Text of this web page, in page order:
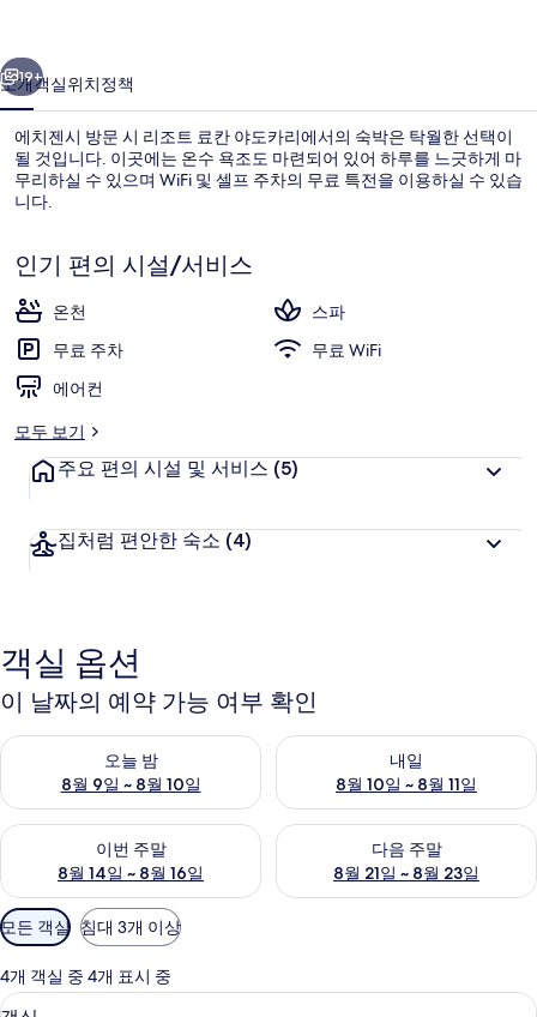
카
리
의
사
갤
러
리
공중 목욕탕
19+
소개객실위치정책
에치젠시 방문 시 리조트 료칸 야도카리에서의 숙박은 탁월한 선택이
될 것입니다. 이곳에는 온수 욕조도 마련되어 있어 하루를 느긋하게 마
무리하실 수 있으며 WiFi 및 셀프 주차의 무료 특전을 이용하실 수 있습
니다.
인기 편의 시설/서비스
온천
스파
무료 주차
무료 WiFi
에어컨
모두 보기
주요 편의 시설 및 서비스 (5)
집처럼 편안한 숙소 (4)
객실 옵션
이 날짜의 예약 가능 여부 확인
오늘 밤
8월 9일 ~ 8월 10일
오늘 밤 예약 가능 여부 확인, 8월 9일 ~ 8월 10일
내일
8월 10일 ~ 8월 11일
내일 예약 가능 여부 확인, 8월
이번 주말
8월 14일 ~ 8월 16일
이번 주말 예약 가능 여부 확인, 8월 14일 ~ 8월 16일
다음 주말
8월 21일 ~ 8월 23일
다음 주말 예약 가능 여부 확인
객
실
에
사
모든 객실 침대 3개 이상
4개 객실 중 4개 표시 중
객